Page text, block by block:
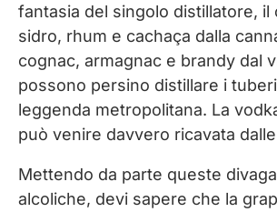
fantasia del singolo distillatore, il
sidro, rhum e cachaça dalla
cognac, armagnac e brandy dal
possono persino distillare i
leggenda metropolitana. La
può venire davvero ricavata
Mettendo da parte queste
alcoliche, devi sapere che la